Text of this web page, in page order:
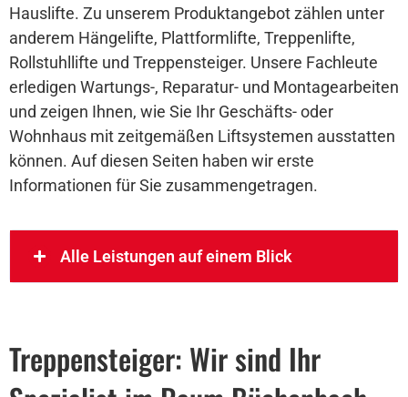
Hauslifte. Zu unserem Produktangebot zählen unter
anderem Hängelifte, Plattformlifte, Treppenlifte,
Rollstuhllifte und Treppensteiger. Unsere Fachleute
erledigen Wartungs-, Reparatur- und Montagearbeiten
und zeigen Ihnen, wie Sie Ihr Geschäfts- oder
Wohnhaus mit zeitgemäßen Liftsystemen ausstatten
können. Auf diesen Seiten haben wir erste
Informationen für Sie zusammengetragen.
Alle Leistungen auf einem Blick
Treppensteiger: Wir sind Ihr